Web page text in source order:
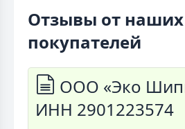
Отзывы от наших
покупателей
ООО «Эко
ИНН 2901223574